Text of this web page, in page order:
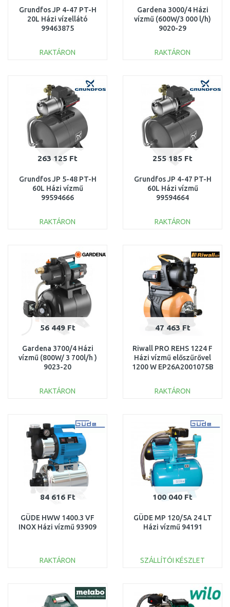
Grundfos JP 4-47 PT-H
20L Házi vízellátó
99463875
RAKTÁRON
Összehasonlítás
Gardena 3000/4 Házi
vízmű (600W/3 000 l/h)
9020-29
RAKTÁRON
Összehasonlítás
263 125 Ft
Grundfos JP 5-48 PT-H
60L Házi vízmű
99594666
RAKTÁRON
Összehasonlítás
255 185 Ft
Grundfos JP 4-47 PT-H
60L Házi vízmű
99594664
RAKTÁRON
Összehasonlítás
56 449 Ft
Gardena 3700/4 Házi
vízmű (800W/ 3 700l/h )
9023-20
RAKTÁRON
Összehasonlítás
47 463 Ft
Riwall PRO REHS 1224 F
Házi vízmű előszűrővel
1200 W EP26A2001075B
RAKTÁRON
Összehasonlítás
84 616 Ft
GÜDE HWW 1400.3 VF
INOX Házi vízmű 93909
RAKTÁRON
Összehasonlítás
100 040 Ft
GÜDE MP 120/5A 24 LT
Házi vízmű 94191
SZÁLLÍTÓI KÉSZLET
Összehasonlítás